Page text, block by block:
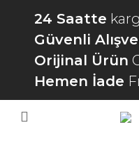
24 Saatte
Güvenli
Orijinal Ürün
Hemen İade